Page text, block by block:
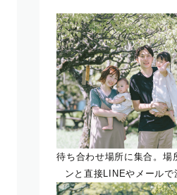
待ち合わせ場所に集合。場
ンと直接LINEやメールで